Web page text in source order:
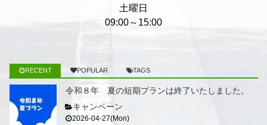
土曜日
09:00～15:00
RECENT POPULAR TAGS
令和８年 夏の短期プランは終了いたしました。
キャンペーン
2026-04-27(Mon)